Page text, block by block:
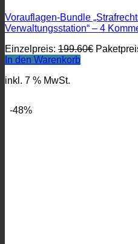
Vorauflagen-Bundle
Verwaltungsstation“ – 4
Einzelpreis: 199.60€
In den Warenkorb
inkl. 7 % MwSt.
-48%